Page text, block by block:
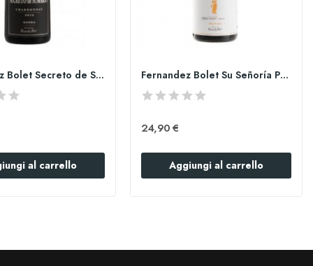
Fernandez Bolet Secreto de Sumario Chardonnay
al carrello
Fernandez Bolet Su Señoría Petit Verdot
24,90 €
Aggiungi al carrello